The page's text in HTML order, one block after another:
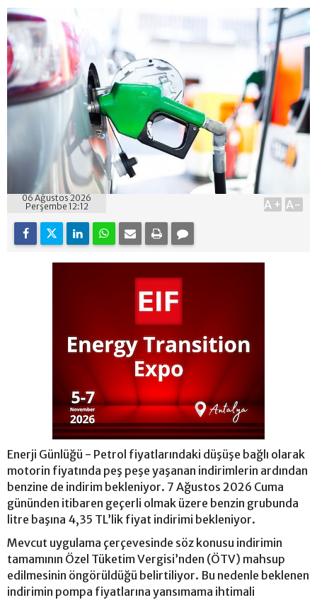
06 Ağustos 2026
Perşembe 12:12
A+ A-
Enerji Günlüğü - Petrol fiyatlarındaki düşüşe bağlı olarak
motorin fiyatında peş peşe yaşanan indirimlerin ardından
benzine de indirim bekleniyor. 7 Ağustos 2026 Cuma
gününden itibaren geçerli olmak üzere benzin grubunda
litre başına 4,35 TL’lik fiyat indirimi bekleniyor.
Mevcut uygulama çerçevesinde söz konusu indirimin
tamamının Özel Tüketim Vergisi’nden (ÖTV) mahsup
edilmesinin öngörüldüğü belirtiliyor. Bu nedenle beklenen
indirimin pompa fiyatlarına yansımama ihtimali